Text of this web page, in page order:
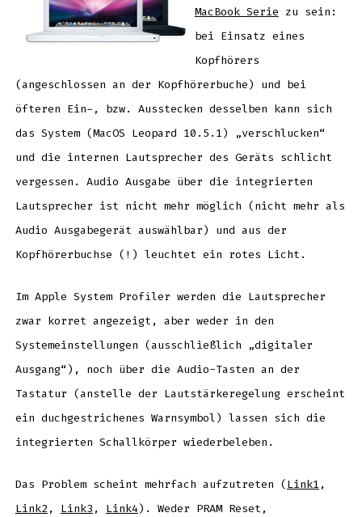
MacBook Serie zu sein:
bei Einsatz eines
Kopfhörers
(angeschlossen an der Kopfhörerbuche) und bei
öfteren Ein-, bzw. Ausstecken desselben kann sich
das System (MacOS Leopard 10.5.1) „verschlucken“
und die internen Lautsprecher des Geräts schlicht
vergessen. Audio Ausgabe über die integrierten
Lautsprecher ist nicht mehr möglich (nicht mehr als
Audio Ausgabegerät auswählbar) und aus der
Kopfhörerbuchse (!) leuchtet ein rotes Licht.
Im Apple System Profiler werden die Lautsprecher
zwar korret angezeigt, aber weder in den
Systemeinstellungen (ausschließlich „digitaler
Ausgang“), noch über die Audio-Tasten an der
Tastatur (anstelle der Lautstärkeregelung erscheint
ein duchgestrichenes Warnsymbol) lassen sich die
integrierten Schallkörper wiederbeleben.
Das Problem scheint mehrfach aufzutreten (Link1 ,
Link2, Link3 , Link4). Weder PRAM Reset,